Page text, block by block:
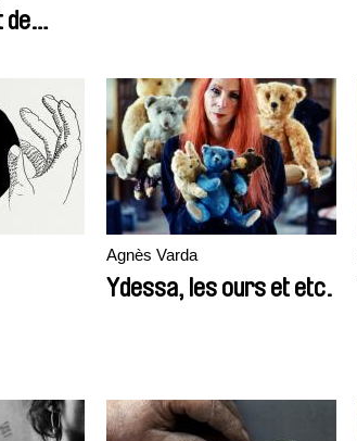
de
Agnès Varda
Ydessa, les ours et etc.